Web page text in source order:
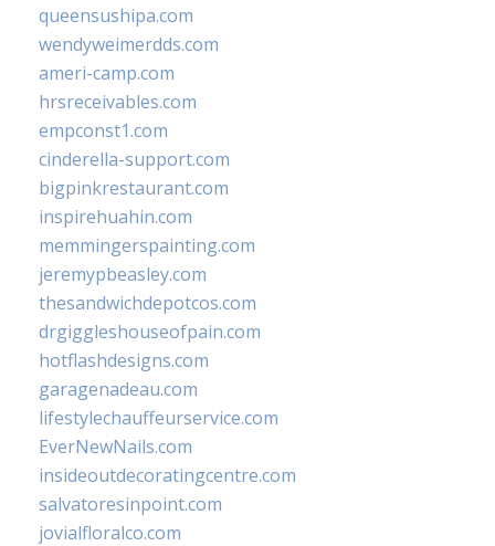
queensushipa.com
wendyweimerdds.com
ameri-camp.com
hrsreceivables.com
empconst1.com
cinderella-support.com
bigpinkrestaurant.com
inspirehuahin.com
memmingerspainting.com
jeremypbeasley.com
thesandwichdepotcos.com
drgiggleshouseofpain.com
hotflashdesigns.com
garagenadeau.com
lifestylechauffeurservice.com
EverNewNails.com
insideoutdecoratingcentre.com
salvatoresinpoint.com
jovialfloralco.com